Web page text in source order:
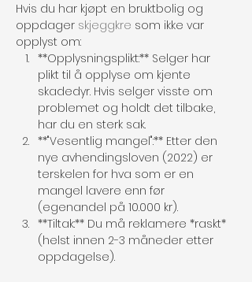
Hvis du har kjøpt en bruktbolig og
oppdager skjeggkre som ikke var
opplyst om:
**Opplysningsplikt:** Selger har
plikt til å opplyse om kjente
skadedyr. Hvis selger visste om
problemet og holdt det tilbake,
har du en sterk sak.
**"Vesentlig mangel":** Etter den
nye avhendingsloven (2022) er
terskelen for hva som er en
mangel lavere enn før
(egenandel på 10.000 kr).
**Tiltak:** Du må reklamere *raskt*
(helst innen 2-3 måneder etter
oppdagelse).